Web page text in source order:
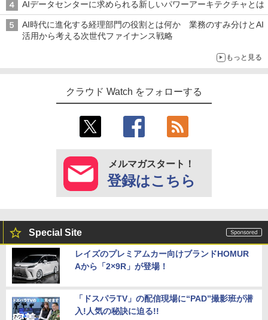
AIデータセンターに求められる新しいパワーアーキテクチャとは
AI時代に進化する経理部門の役割とは何か 業務のすみ分けとAI
活用から考える次世代ファイナンス戦略
もっと見る
クラウド Watch をフォローする
メルマガスタート！
登録はこちら
Special Site
レイズのプレミアムカー向けブランドHOMUR
Aから「2×9R」が登場！
「ドスパラTV」の配信現場に“PAD”撮影班が潜
入!人気の秘訣に迫る!!